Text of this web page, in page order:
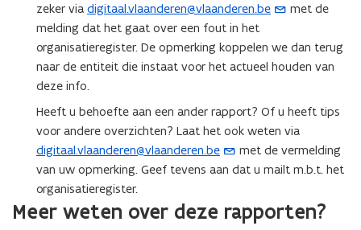
e
r
)
n
n
i
e
u
w
v
e
n
s
t
zeker via digitaal.vlaanderen@vlaanderen.be
(
o
p
e
n
t
i
n
u
w
-
met de
melding dat het gaat over een fout in het
organisatieregister. De opmerking koppelen we dan terug
naar de entiteit die instaat voor het actueel houden van
deze info.
Heeft u behoefte aan een ander rapport? Of u heeft tips
voor andere overzichten? Laat het ook weten via
digitaal.vlaanderen@vlaanderen.be
(
o
p
e
met de vermelding
van uw opmerking. Geef tevens aan dat u mailt m.b.t. het
organisatieregister.
Meer weten over deze rapporten?